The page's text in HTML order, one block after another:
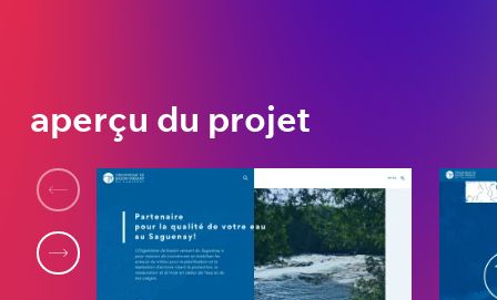
aperçu du projet